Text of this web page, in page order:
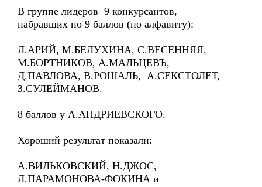
В группе лидеров 9 конкурсантов,
набравших по 9 баллов (по алфавиту):
Л.АРИЙ, М.БЕЛУХИНА, С.ВЕСЕННЯЯ,
М.БОРТНИКОВ, А.МАЛЬЦЕВЪ,
Д.ПАВЛОВА, В.РОШАЛЬ, А.СЕКСТОЛЕТ,
З.СУЛЕЙМАНОВ.
8 баллов у А.АНДРИЕВСКОГО.
Хороший результат показали:
А.ВИЛЬКОВСКИЙ, Н.ДЖОС,
Л.ПАРАМОНОВА-ФОКИНА и